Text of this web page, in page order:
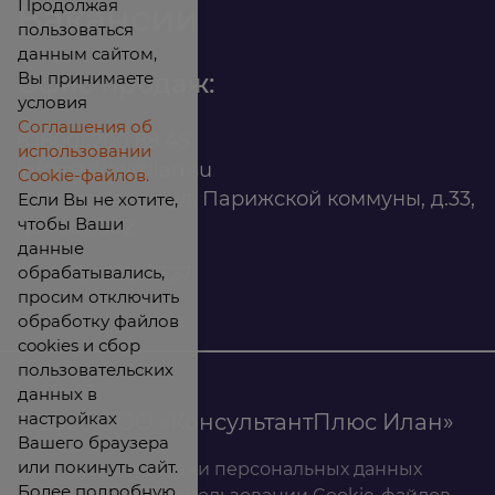
Вакансии
Офис продаж:
infomarket@ilan.su
г. Красноярск, ул. Парижской коммуны, д.33,
помещ. 302
ИНН: 2465263327
© 2026 ООО «КонсультантПлюс Илан»
Политика обработки персональных данных
Продолжая
пользоваться
данным сайтом,
Вы принимаете
условия
Соглашения об
использовании
Cookie-файлов.
Если Вы не хотите,
чтобы Ваши
данные
обрабатывались,
просим отключить
обработку файлов
cookies и сбор
пользовательских
данных в
настройках
Вашего браузера
или покинуть сайт.